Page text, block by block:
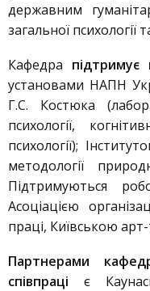
державним
загальної психології
Кафедра підтримує
установами НАПН
Г.С. Костюка
психології,
психології);
методології
Підтримуються
Асоціацією
праці, Київською
Партнерами
співпраці є